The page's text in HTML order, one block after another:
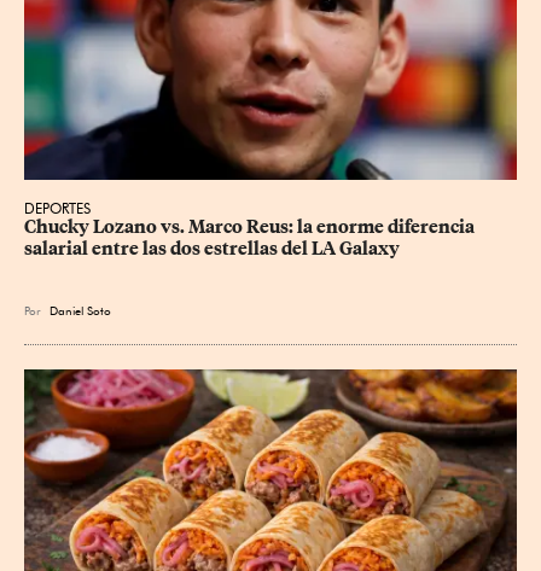
DEPORTES
Chucky Lozano vs. Marco Reus: la enorme diferencia
salarial entre las dos estrellas del LA Galaxy
Por Daniel Soto